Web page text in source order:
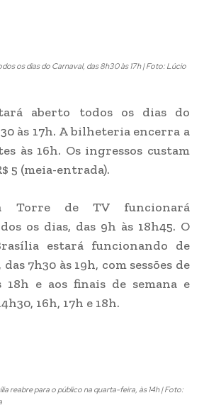
os dias do Carnaval, das 8h30 às 17h | Foto: Lúcio
aberto todos os dias do
às 17h. A bilheteria encerra a
às 16h. Os ingressos custam
5 (meia-entrada).
Torre de TV funcionará
os dias, das 9h às 18h45. O
estará funcionando de
7h30 às 19h, com sessões de
18h e aos finais de semana e
16h, 17h e 18h.
reabre para o público na quarta-feira, às 14h | Foto: